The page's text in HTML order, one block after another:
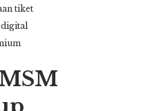
tiket
digital